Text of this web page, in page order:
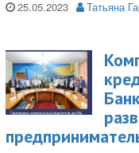
25.05.2023 Татьяна